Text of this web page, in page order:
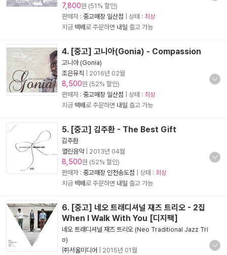
7,800원 (51% 할인)
판매자 : 중고매장 일산점 | 상태 : 최상
지금 택배로 주문하면 내일 출고 가능
4. [중고] 고니아(Gonia) - Compassion
고니아 (Gonia)
조은뮤직
2016년 02월
8,500원 (52% 할인)
판매자 : 중고매장 일산점 | 상태 : 최상
지금 택배로 주문하면 내일 출고 가능
5. [중고] 김주환 - The Best Gift
김주환
열린음악| 2013년 04월
8,500원 (52% 할인)
판매자 : 중고매장 인천송도점 | 상태 : 최상
지금 택배로 주문하면 내일 출고 가능
6. [중고] 네오 트래디셔널 재즈 트리오 - 2집
When I Walk With You [디지팩]
네오 트래디셔널 재즈 트리오 (Neo Traditional Jazz Tri
o)
㈜서울미디어
2015년 01월